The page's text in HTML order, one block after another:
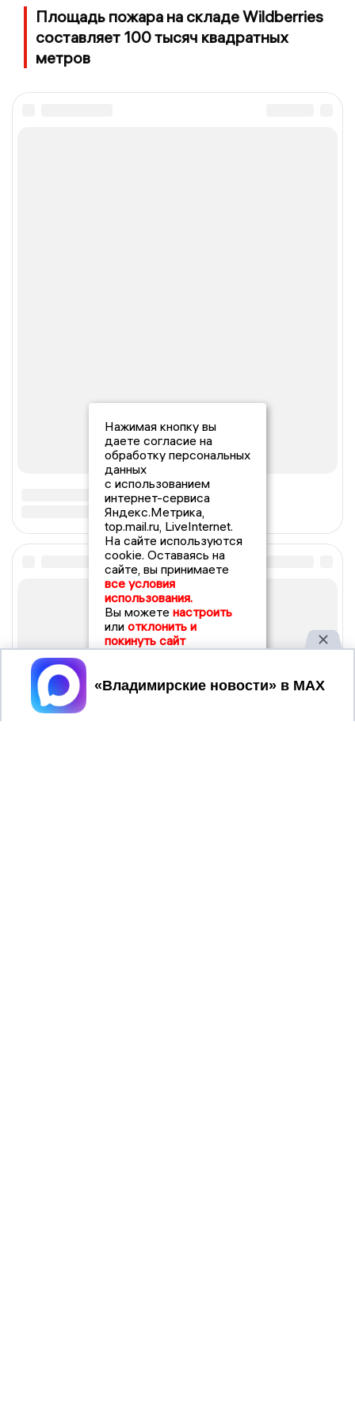
Площадь пожара на складе Wildberries
составляет 100 тысяч квадратных
метров
Нажимая кнопку вы
даете согласие на
обработку персональных
данных
с использованием
интернет-сервиса
Яндекс.Метрика,
top.mail.ru, LiveInternet.
На сайте используются
cookie. Оставаясь на
сайте, вы принимаете
все условия
использования.
Вы можете настроить
или отклонить и
покинуть сайт
Принять